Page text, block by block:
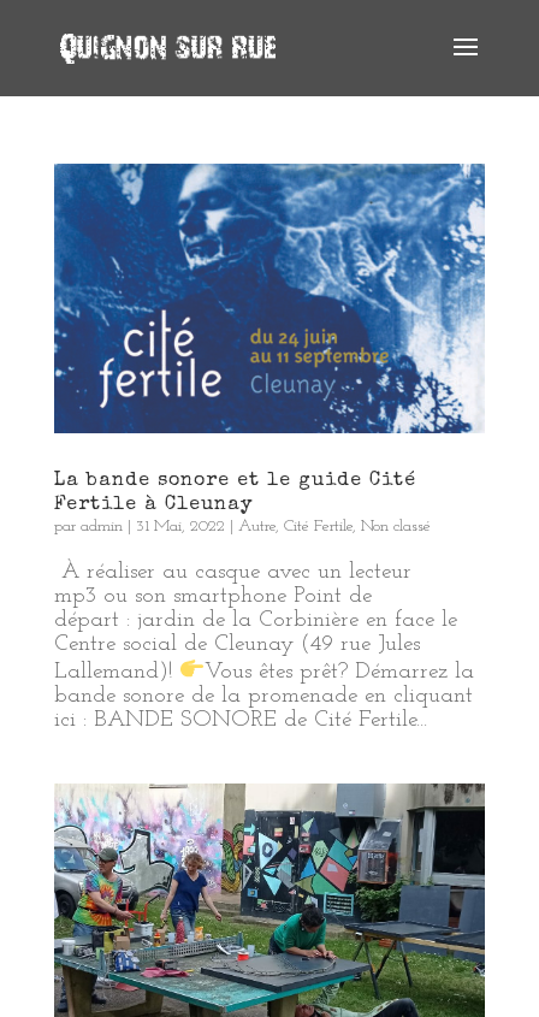
La bande sonore et le guide Cité
Fertile à Cleunay
par admin| 31 Mai, 2022 Autre, Cité Fertile, Non classé
À réaliser au casque avec un lecteur
mp3 ou son smartphone Point de
départ : jardin de la Corbinière en face le
Centre social de Cleunay (49 rue Jules
Lallemand)!
Vous êtes prêt? Démarrez la
bande sonore de la promenade en cliquant
ici : BANDE SONORE de Cité Fertile...